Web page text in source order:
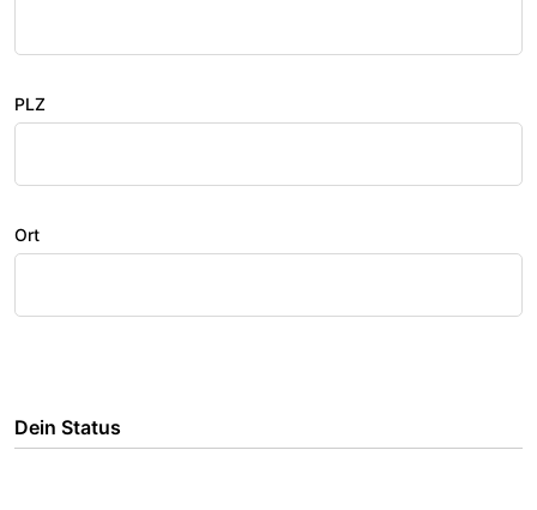
PLZ
Ort
Dein Status